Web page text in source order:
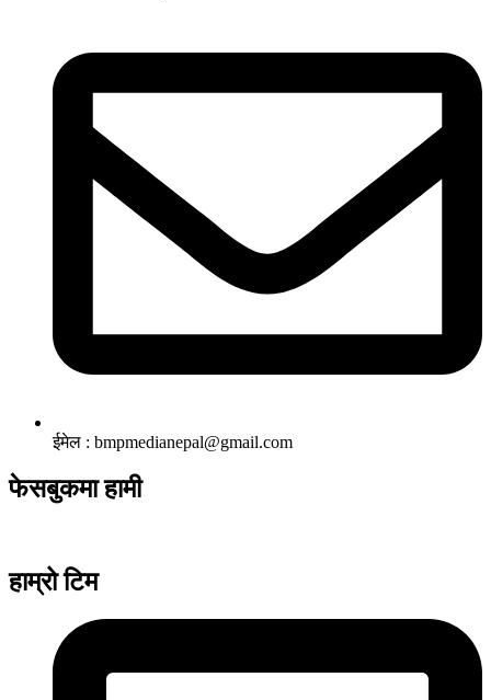
ईमेल : bmpmedianepal@gmail.com
फेसबुकमा हामी
हाम्रो टिम